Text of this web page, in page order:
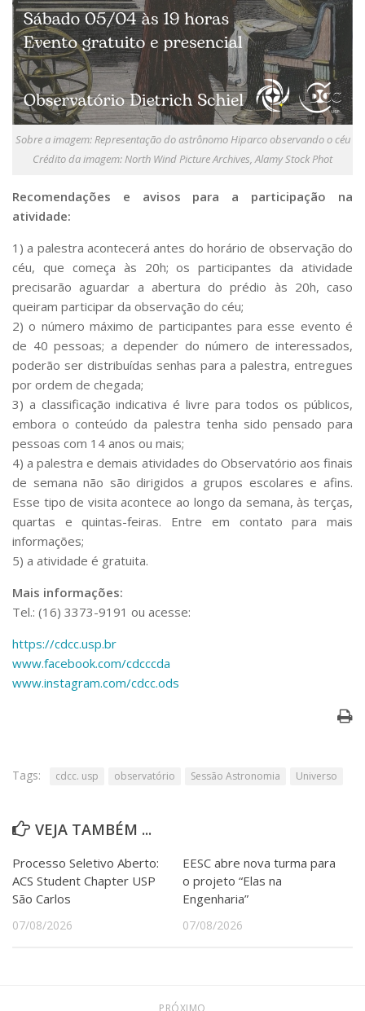
Sobre a imagem: Representação do astrônomo Hiparco observando o céu
Crédito da imagem: North Wind Picture Archives, Alamy Stock Phot
Recomendações e avisos para a participação na
atividade:
1) a palestra acontecerá antes do horário de observação do
céu, que começa às 20h; os participantes da atividade
precisarão aguardar a abertura do prédio às 20h, caso
queiram participar da observação do céu;
2) o número máximo de participantes para esse evento é
de 40 pessoas; a depender do número de interessados,
poderão ser distribuídas senhas para a palestra, entregues
por ordem de chegada;
3) a classificação indicativa é livre para todos os públicos,
embora o conteúdo da palestra tenha sido pensado para
pessoas com 14 anos ou mais;
4) a palestra e demais atividades do Observatório aos finais
de semana não são dirigidos a grupos escolares e afins.
Esse tipo de visita acontece ao longo da semana, às terças,
quartas e quintas-feiras. Entre em contato para mais
informações;
5) a atividade é gratuita.
Mais informações:
Tel.: (16) 3373-9191 ou acesse:
https://cdcc.usp.br
www.facebook.com/cdcccda
www.instagram.com/cdcc.ods
Tags: cdcc. usp observatório Sessão Astronomia Universo
VEJA TAMBÉM ...
Processo Seletivo Aberto:
ACS Student Chapter USP
São Carlos
07/08/2026
EESC abre nova turma para
o projeto “Elas na
Engenharia”
07/08/2026